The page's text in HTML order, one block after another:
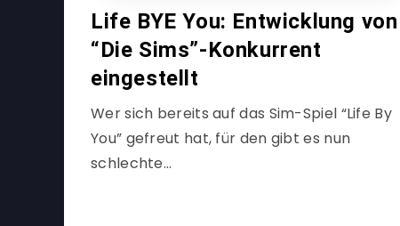
Life BYE You: Entwicklung von
“Die Sims”-Konkurrent
eingestellt
Wer sich bereits auf das Sim-Spiel “Life By
You” gefreut hat, für den gibt es nun
schlechte…